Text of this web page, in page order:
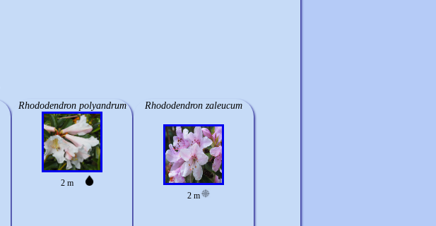
Rhododendron polyandrum
2 m
Rhododendron zaleucum
2 m